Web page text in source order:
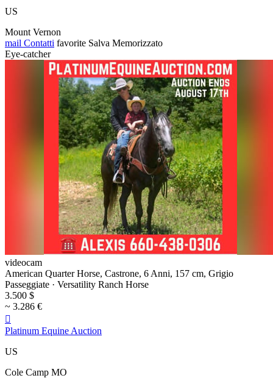
US
Mount Vernon
mail Contatti favorite Salva Memorizzato
Eye-catcher
videocam
American Quarter Horse, Castrone, 6 Anni, 157 cm, Grigio
Passeggiate · Versatility Ranch Horse
3.500 $
~ 3.286 €

Platinum Equine Auction
US
Cole Camp MO